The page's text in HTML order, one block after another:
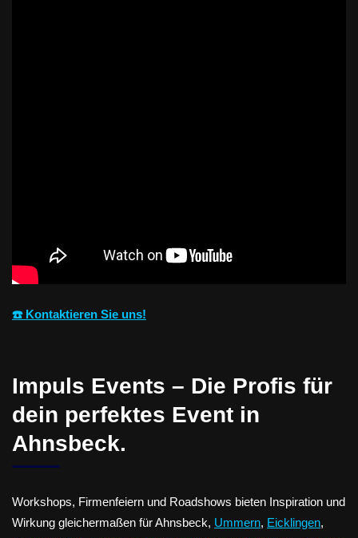
☎️ Kontaktieren Sie uns!
Impuls Events – Die Profis für
dein perfektes Event in
Ahnsbeck.
Workshops, Firmenfeiern und Roadshows bieten Inspiration und
Wirkung gleichermaßen für Ahnsbeck, Ummern, Eicklingen,